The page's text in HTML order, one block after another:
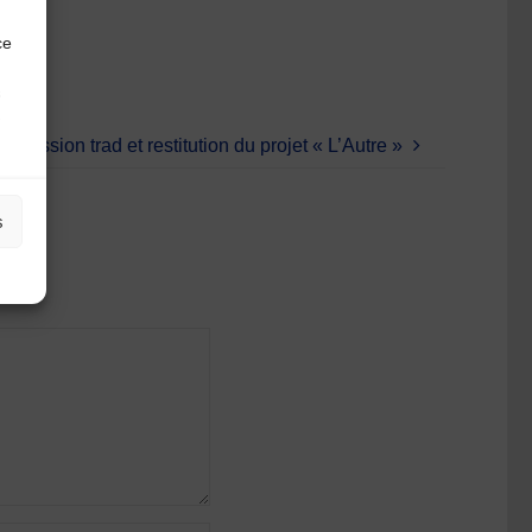
Session trad et restitution du projet « L’Autre »